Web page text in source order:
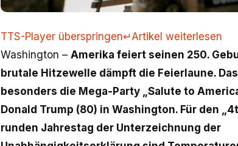
TTS-Player überspringen↵Artikel weiterlesen
Washington – Amerika feiert seinen 250.
brutale Hitzewelle dämpft die Feierlaune.
besonders die Mega-Party „Salute to
Donald Trump (80) in Washington. Für den
runden Jahrestag der Unterzeichnung der